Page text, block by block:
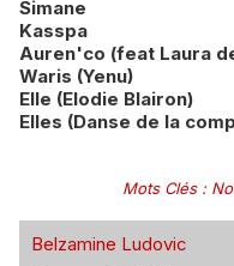
Simane
Kasspa
Auren'co (feat Laura
Waris (Yenu)
Elle (Elodie Blairon)
Elles (Danse de la
Mots Clés:
Belzamine Ludovic